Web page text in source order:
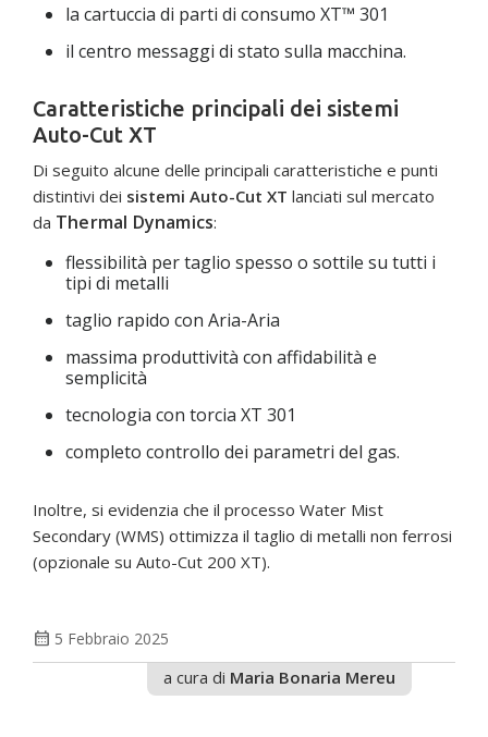
la cartuccia di parti di consumo XT™ 301
il centro messaggi di stato sulla macchina.
Caratteristiche principali dei sistemi
Auto-Cut XT
Di seguito alcune delle principali caratteristiche e punti
distintivi dei sistemi Auto-Cut XT lanciati sul mercato
da Thermal Dynamics:
flessibilità per taglio spesso o sottile su tutti i
tipi di metalli
taglio rapido con Aria-Aria
massima produttività con affidabilità e
semplicità
tecnologia con torcia XT 301
completo controllo dei parametri del gas.
Inoltre, si evidenzia che il processo Water Mist
Secondary (WMS) ottimizza il taglio di metalli non ferrosi
(opzionale su Auto-Cut 200 XT).
calendar_month 5 Febbraio 2025
a cura di Maria Bonaria Mereu